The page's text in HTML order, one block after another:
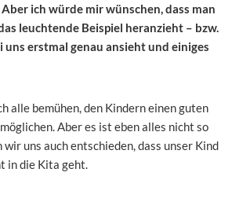
ich würde mir wünschen, dass man
leuchtende Beispiel heranzieht – bzw.
uns erstmal genau ansieht und einiges
alle bemühen, den Kindern einen guten
Aber es ist eben alles nicht so
uns auch entschieden, dass unser Kind
in die Kita geht.